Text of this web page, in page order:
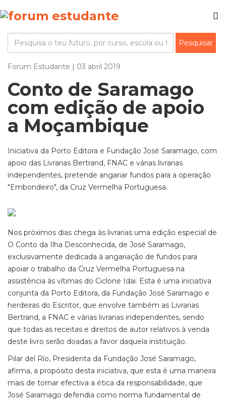
Forum Estudante | 03 abril 2019
Conto de Saramago
com edição de apoio
a Moçambique
Iniciativa da Porto Editora e Fundação José Saramago, com
apoio das Livrarias Bertrand, FNAC e várias livrarias
independentes, pretende angariar fundos para a operação
"Embondeiro", da Cruz Vermelha Portuguesa.
Nos próximos dias chega às livrarias uma edição especial de
O Conto da Ilha Desconhecida, de José Saramago,
exclusivamente dedicada à angariação de fundos para
apoiar o trabalho da Cruz Vermelha Portuguesa na
assistência às vítimas do Ciclone Idai. Esta é uma iniciativa
conjunta da Porto Editora, da Fundação José Saramago e
herdeiras do Escritor, que envolve também as Livrarias
Bertrand, a FNAC e várias livrarias independentes, sendo
que todas as receitas e direitos de autor relativos à venda
deste livro serão doadas a favor daquela instituição.
Pilar del Río, Presidenta da Fundação José Saramago,
afirma, a propósito desta iniciativa, que esta é uma maneira
mais de tornar efectiva a ética da responsabilidade, que
José Saramago defendia como norma fundamental de